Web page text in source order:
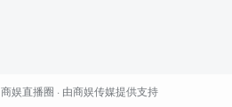
商娱直播圈 · 由商娱传媒提供支持